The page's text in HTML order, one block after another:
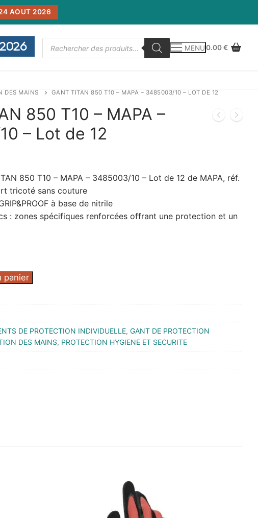
AOUT 2026
Recherche
de
produits
MENU0.00€
DES MAINS GANT TITAN 850 T10 – MAPA – 3485003/10 – LOT DE 12
850 T10 – MAPA –
– Lot de 12
850 T10 – MAPA – 3485003/10 – Lot de 12 de MAPA, réf.
tricoté sans couture
à base de nitrile
: zones spécifiques renforcées offrant une protection et un
panier
DE PROTECTION INDIVIDUELLE, GANT DE PROTECTION
DES MAINS, PROTECTION HYGIENE ET SECURITE